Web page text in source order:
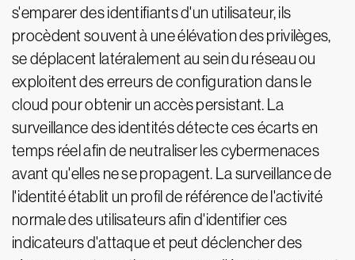
s'emparer des identifiants d'un utilisateur, ils
procèdent souvent à une élévation des privilèges,
se déplacent latéralement au sein du réseau ou
exploitent des erreurs de configuration dans le
cloud pour obtenir un accès persistant. La
surveillance des identités détecte ces écarts en
temps réel afin de neutraliser les cybermenaces
avant qu'elles ne se propagent. La surveillance de
l'identité établit un profil de référence de l'activité
normale des utilisateurs afin d'identifier ces
indicateurs d'attaque et peut déclencher des